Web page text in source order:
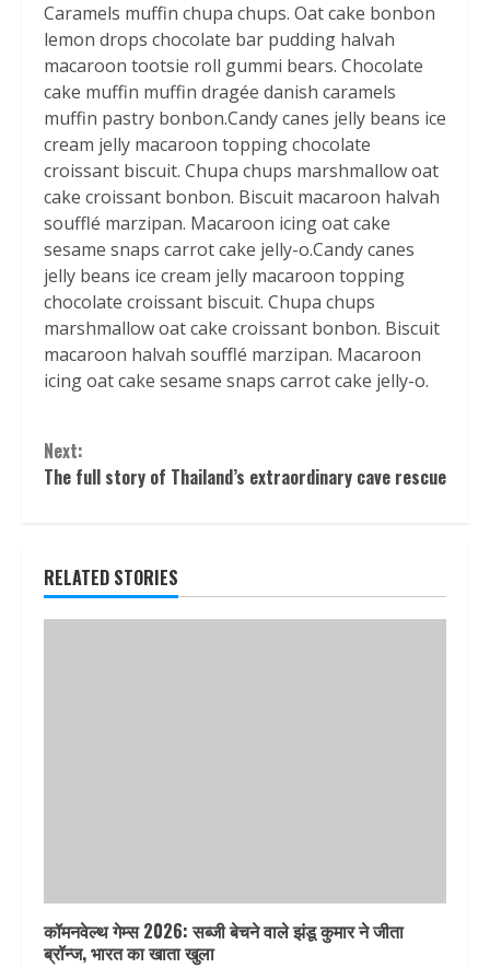
Caramels muffin chupa chups. Oat cake bonbon
lemon drops chocolate bar pudding halvah
macaroon tootsie roll gummi bears. Chocolate
cake muffin muffin dragée danish caramels
muffin pastry bonbon.Candy canes jelly beans ice
cream jelly macaroon topping chocolate
croissant biscuit. Chupa chups marshmallow oat
cake croissant bonbon. Biscuit macaroon halvah
soufflé marzipan. Macaroon icing oat cake
sesame snaps carrot cake jelly-o.Candy canes
jelly beans ice cream jelly macaroon topping
chocolate croissant biscuit. Chupa chups
marshmallow oat cake croissant bonbon. Biscuit
macaroon halvah soufflé marzipan. Macaroon
icing oat cake sesame snaps carrot cake jelly-o.
Continue
Reading
Next:
The full story of Thailand’s extraordinary cave rescue
RELATED STORIES
कॉमनवेल्थ गेम्स 2026: सब्जी बेचने वाले झंडू कुमार ने जीता
ब्रॉन्ज, भारत का खाता खुला